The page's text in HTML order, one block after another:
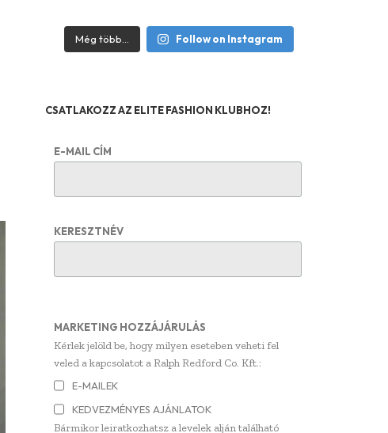
Még több... Follow on Instagram
CSATLAKOZZ AZ ELITE FASHION KLUBHOZ!
E-MAIL CÍM
KERESZTNÉV
MARKETING HOZZÁJÁRULÁS
Kérlek jelöld be, hogy milyen eseteben veheti fel
veled a kapcsolatot a Ralph Redford Co. Kft.:
E-MAILEK
KEDVEZMÉNYES AJÁNLATOK
Bármikor leiratkozhatsz a levelek alján található